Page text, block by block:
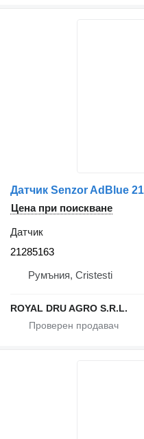
Датчик Senzor AdBlue
Цена при поискване
Датчик
21285163
Румъния, Cristesti
ROYAL DRU AGRO S.R.L.